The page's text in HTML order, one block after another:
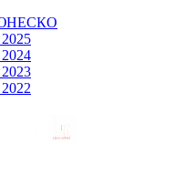
ЮНЕСКО